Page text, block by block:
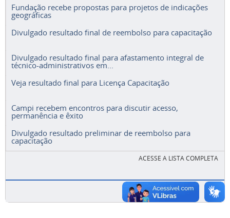
geográficas
Divulgado resultado final de reembolso para capacitação
técnico-administrativos em...
permanência e êxito
Divulgado resultado preliminar de reembolso para
capacitação